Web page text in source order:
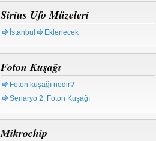
Sirius Ufo Müzeleri
İstanbul Eklenecek
Foton Kuşağı
Foton kuşağı nedir?
Senaryo 2: Foton Kuşağı
Mikrochip